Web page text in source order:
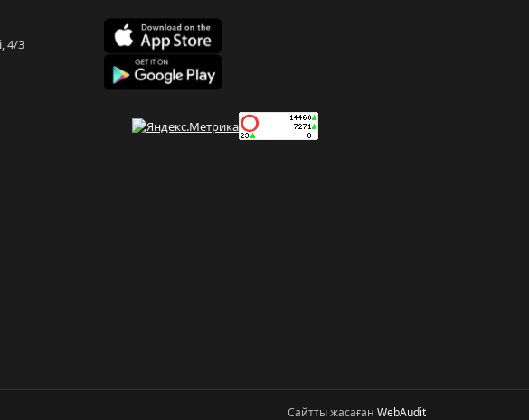
4/3
Сайтты жасаған WebAudit